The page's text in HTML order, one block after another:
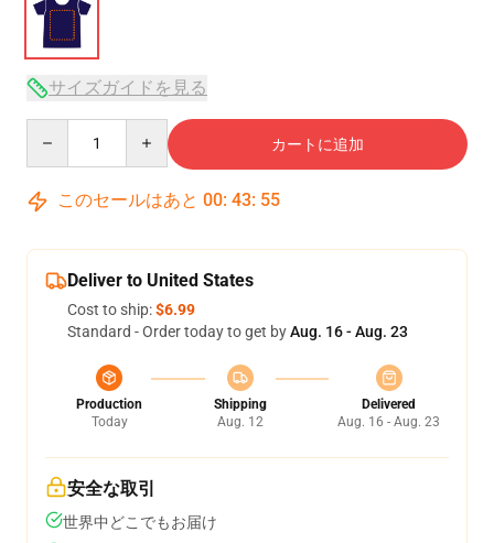
サイズガイドを見る
カートに追加
このセールはあと 00: 43: 54
Deliver to United States
Cost to ship:$6.99
Standard - Order today to get byAug. 16 - Aug. 23
Production
Today
Shipping
Aug. 12
Delivered
Aug. 16 - Aug. 23
安全な取引
世界中どこでもお届け